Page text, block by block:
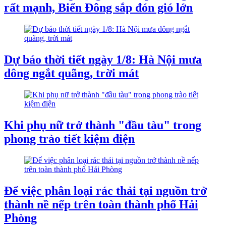
rất mạnh, Biển Đông sắp đón gió lớn
Dự báo thời tiết ngày 1/8: Hà Nội mưa
dông ngắt quãng, trời mát
Khi phụ nữ trở thành "đầu tàu" trong
phong trào tiết kiệm điện
Để việc phân loại rác thải tại nguồn trở
thành nề nếp trên toàn thành phố Hải
Phòng